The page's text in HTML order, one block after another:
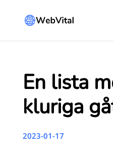
En lista
kluriga
2023-01-17